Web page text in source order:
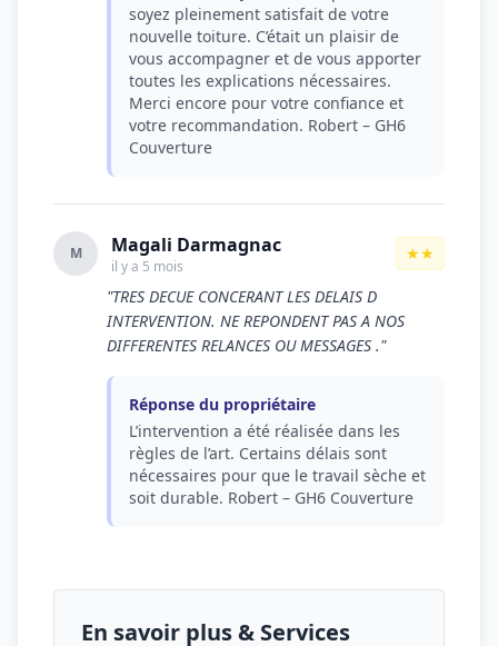
soyez pleinement satisfait de votre
nouvelle toiture. C’était un plaisir de
vous accompagner et de vous apporter
toutes les explications nécessaires.
Merci encore pour votre confiance et
votre recommandation. Robert – GH6
Couverture
M Magali Darmagnac
il y a 5 mois
★★
"TRES DECUE CONCERANT LES DELAIS D
INTERVENTION. NE REPONDENT PAS A NOS
DIFFERENTES RELANCES OU MESSAGES ."
Réponse du propriétaire
L’intervention a été réalisée dans les
règles de l’art. Certains délais sont
nécessaires pour que le travail sèche et
soit durable. Robert – GH6 Couverture
En savoir plus & Services